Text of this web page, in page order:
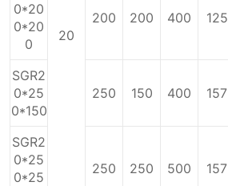
20
0*20
0*20
0
200 200 400 125
SGR2
0*25
0*150
250 150 400 157
SGR2
0*25
0*25
250 250 500 157